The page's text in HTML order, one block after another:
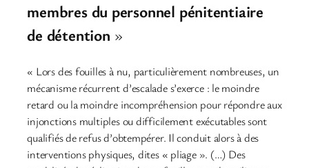
membres du personnel pénitentiaire
de détention »
« Lors des fouilles à nu, particulièrement nombreuses, un
mécanisme récurrent d’escalade s’exerce : le moindre
retard ou la moindre incompréhension pour répondre aux
injonctions multiples ou difficilement exécutables sont
qualifiés de refus d’obtempérer. Il conduit alors à des
interventions physiques, dites « pliage ». (…) Des